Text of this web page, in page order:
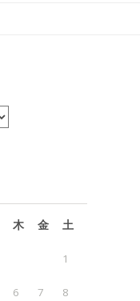
木 金 土
1
6 7 8